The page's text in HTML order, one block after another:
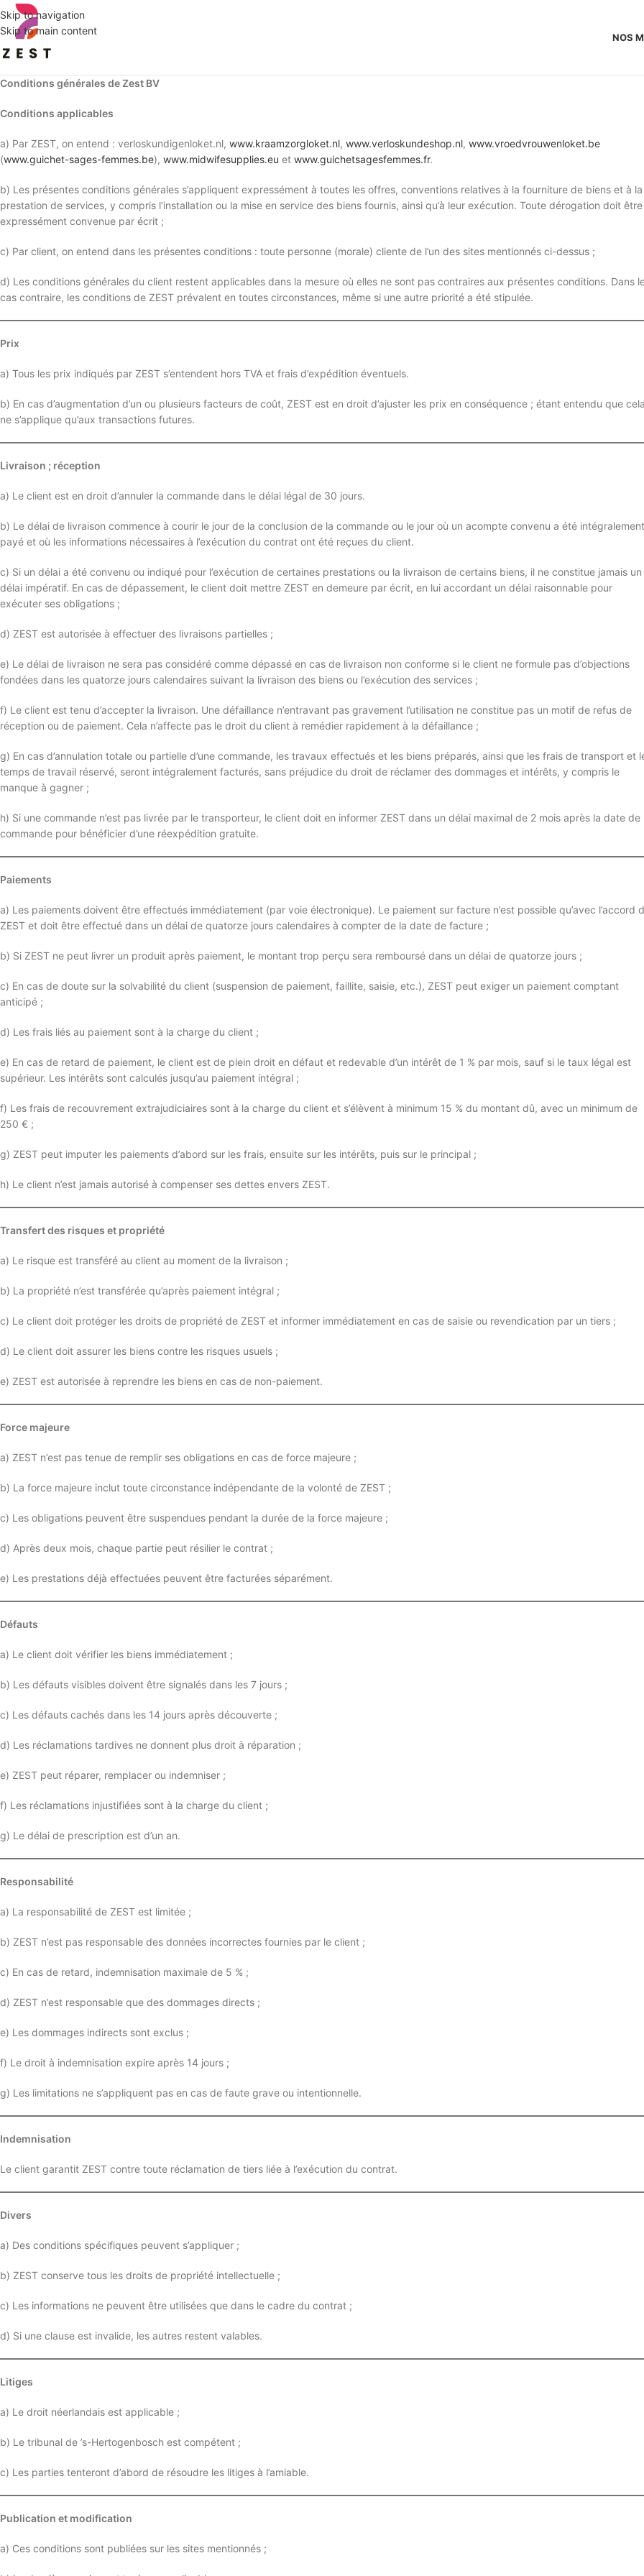
Skip to navigation
Skip to main content
NOS
Conditions générales de Zest BV
Conditions applicables
a) Par ZEST, on entend : verloskundigenloket.nl, www.kraamzorgloket.nl, www.verloskundeshop.nl, www.vroedvrouwenloket.be
(www.guichet-sages-femmes.be), www.midwifesupplies.eu et www.guichetsagesfemmes.fr.
b) Les présentes conditions générales s’appliquent expressément à toutes les offres, conventions relatives à la fourniture de biens et à la
prestation de services, y compris l’installation ou la mise en service des biens fournis, ainsi qu’à leur exécution. Toute dérogation doit être
expressément convenue par écrit ;
c) Par client, on entend dans les présentes conditions : toute personne (morale) cliente de l’un des sites mentionnés ci-dessus ;
d) Les conditions générales du client restent applicables dans la mesure où elles ne sont pas contraires aux présentes conditions. Dans
cas contraire, les conditions de ZEST prévalent en toutes circonstances, même si une autre priorité a été stipulée.
Prix
a) Tous les prix indiqués par ZEST s’entendent hors TVA et frais d’expédition éventuels.
b) En cas d’augmentation d’un ou plusieurs facteurs de coût, ZEST est en droit d’ajuster les prix en conséquence ; étant entendu que
ne s’applique qu’aux transactions futures.
Livraison ; réception
a) Le client est en droit d’annuler la commande dans le délai légal de 30 jours.
b) Le délai de livraison commence à courir le jour de la conclusion de la commande ou le jour où un acompte convenu a été intégralement
payé et où les informations nécessaires à l’exécution du contrat ont été reçues du client.
c) Si un délai a été convenu ou indiqué pour l’exécution de certaines prestations ou la livraison de certains biens, il ne constitue jamais un
délai impératif. En cas de dépassement, le client doit mettre ZEST en demeure par écrit, en lui accordant un délai raisonnable pour
exécuter ses obligations ;
d) ZEST est autorisée à effectuer des livraisons partielles ;
e) Le délai de livraison ne sera pas considéré comme dépassé en cas de livraison non conforme si le client ne formule pas d’objections
fondées dans les quatorze jours calendaires suivant la livraison des biens ou l’exécution des services ;
f) Le client est tenu d’accepter la livraison. Une défaillance n’entravant pas gravement l’utilisation ne constitue pas un motif de refus de
réception ou de paiement. Cela n’affecte pas le droit du client à remédier rapidement à la défaillance ;
g) En cas d’annulation totale ou partielle d’une commande, les travaux effectués et les biens préparés, ainsi que les frais de transport et
temps de travail réservé, seront intégralement facturés, sans préjudice du droit de réclamer des dommages et intérêts, y compris le
manque à gagner ;
h) Si une commande n’est pas livrée par le transporteur, le client doit en informer ZEST dans un délai maximal de 2 mois après la date de
commande pour bénéficier d’une réexpédition gratuite.
Paiements
a) Les paiements doivent être effectués immédiatement (par voie électronique). Le paiement sur facture n’est possible qu’avec l’accord
ZEST et doit être effectué dans un délai de quatorze jours calendaires à compter de la date de facture ;
b) Si ZEST ne peut livrer un produit après paiement, le montant trop perçu sera remboursé dans un délai de quatorze jours ;
c) En cas de doute sur la solvabilité du client (suspension de paiement, faillite, saisie, etc.), ZEST peut exiger un paiement comptant
anticipé ;
d) Les frais liés au paiement sont à la charge du client ;
e) En cas de retard de paiement, le client est de plein droit en défaut et redevable d’un intérêt de 1 % par mois, sauf si le taux légal est
supérieur. Les intérêts sont calculés jusqu’au paiement intégral ;
f) Les frais de recouvrement extrajudiciaires sont à la charge du client et s’élèvent à minimum 15 % du montant dû, avec un minimum de
250 € ;
g) ZEST peut imputer les paiements d’abord sur les frais, ensuite sur les intérêts, puis sur le principal ;
h) Le client n’est jamais autorisé à compenser ses dettes envers ZEST.
Transfert des risques et propriété
a) Le risque est transféré au client au moment de la livraison ;
b) La propriété n’est transférée qu’après paiement intégral ;
c) Le client doit protéger les droits de propriété de ZEST et informer immédiatement en cas de saisie ou revendication par un tiers ;
d) Le client doit assurer les biens contre les risques usuels ;
e) ZEST est autorisée à reprendre les biens en cas de non-paiement.
Force majeure
a) ZEST n’est pas tenue de remplir ses obligations en cas de force majeure ;
b) La force majeure inclut toute circonstance indépendante de la volonté de ZEST ;
c) Les obligations peuvent être suspendues pendant la durée de la force majeure ;
d) Après deux mois, chaque partie peut résilier le contrat ;
e) Les prestations déjà effectuées peuvent être facturées séparément.
Défauts
a) Le client doit vérifier les biens immédiatement ;
b) Les défauts visibles doivent être signalés dans les 7 jours ;
c) Les défauts cachés dans les 14 jours après découverte ;
d) Les réclamations tardives ne donnent plus droit à réparation ;
e) ZEST peut réparer, remplacer ou indemniser ;
f) Les réclamations injustifiées sont à la charge du client ;
g) Le délai de prescription est d’un an.
Responsabilité
a) La responsabilité de ZEST est limitée ;
b) ZEST n’est pas responsable des données incorrectes fournies par le client ;
c) En cas de retard, indemnisation maximale de 5 % ;
d) ZEST n’est responsable que des dommages directs ;
e) Les dommages indirects sont exclus ;
f) Le droit à indemnisation expire après 14 jours ;
g) Les limitations ne s’appliquent pas en cas de faute grave ou intentionnelle.
Indemnisation
Le client garantit ZEST contre toute réclamation de tiers liée à l’exécution du contrat.
Divers
a) Des conditions spécifiques peuvent s’appliquer ;
b) ZEST conserve tous les droits de propriété intellectuelle ;
c) Les informations ne peuvent être utilisées que dans le cadre du contrat ;
d) Si une clause est invalide, les autres restent valables.
Litiges
a) Le droit néerlandais est applicable ;
b) Le tribunal de ’s-Hertogenbosch est compétent ;
c) Les parties tenteront d’abord de résoudre les litiges à l’amiable.
Publication et modification
a) Ces conditions sont publiées sur les sites mentionnés ;